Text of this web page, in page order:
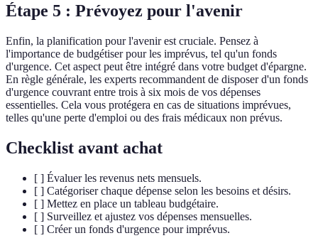
Étape 5 : Prévoyez pour l'avenir
Enfin, la planification pour l'avenir est cruciale. Pensez à
l'importance de budgétiser pour les imprévus, tel qu'un fonds
d'urgence. Cet aspect peut être intégré dans votre budget d'épargne.
En règle générale, les experts recommandent de disposer d'un fonds
d'urgence couvrant entre trois à six mois de vos dépenses
essentielles. Cela vous protégera en cas de situations imprévues,
telles qu'une perte d'emploi ou des frais médicaux non prévus.
Checklist avant achat
[ ] Évaluer les revenus nets mensuels.
[ ] Catégoriser chaque dépense selon les besoins et désirs.
[ ] Mettez en place un tableau budgétaire.
[ ] Surveillez et ajustez vos dépenses mensuelles.
[ ] Créer un fonds d'urgence pour imprévus.